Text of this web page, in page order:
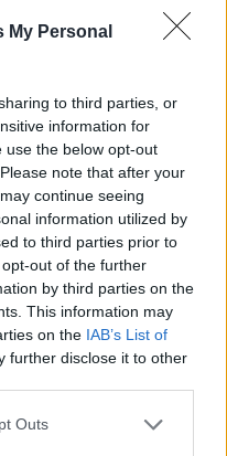
My Personal
to third parties, or
information for
use the below opt-out
note that after your
continue seeing
information utilized by
to third parties prior to
out of the further
by third parties on the
This information may
on the IAB’s List of
further disclose it to other
Outs